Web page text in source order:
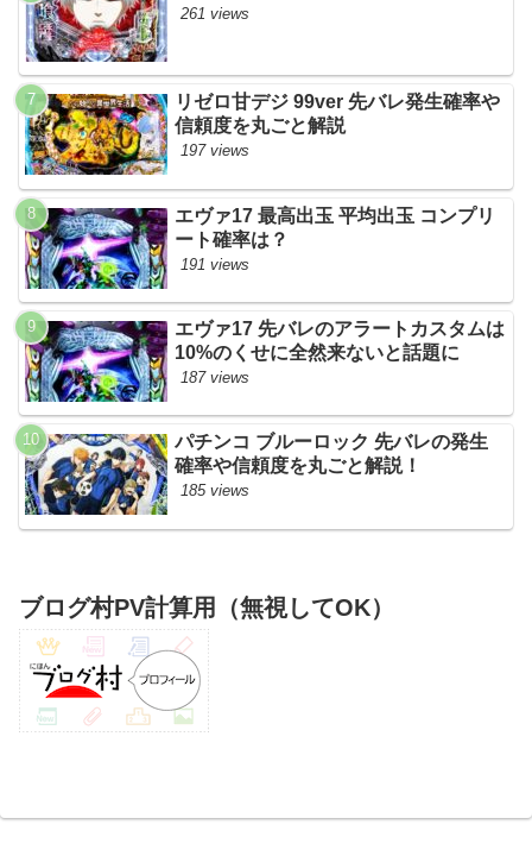
261 views
リゼロ甘デジ 99ver 先バレ発生確率や
信頼度を丸ごと解説
197 views
エヴァ17 最高出玉 平均出玉 コンプリ
ート確率は？
191 views
エヴァ17 先バレのアラートカスタムは
10%のくせに全然来ないと話題に
187 views
パチンコ ブルーロック 先バレの発生
確率や信頼度を丸ごと解説！
185 views
ブログ村PV計算用（無視してOK）